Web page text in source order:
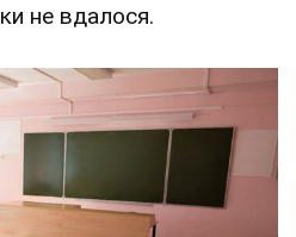
не вдалося.